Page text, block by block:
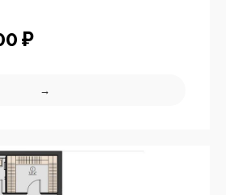
₽
→